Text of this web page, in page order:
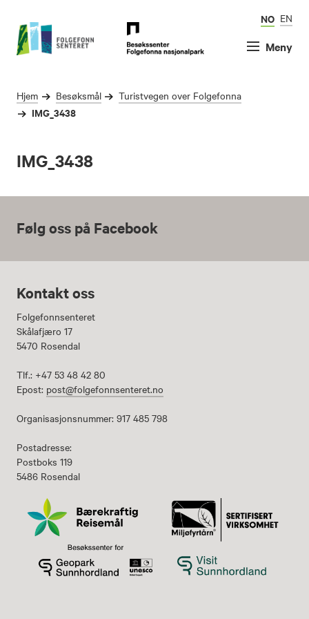
NO EN
Meny
Hjem Besøksmål Turistvegen over Folgefonna
IMG_3438
IMG_3438
Følg oss på Facebook
Kontakt oss
Folgefonnsenteret
Skålafjæro 17
5470 Rosendal
Tlf.: +47 53 48 42 80
Epost: post@folgefonnsenteret.no
Organisasjonsnummer: 917 485 798
Postadresse:
Postboks 119
5486 Rosendal